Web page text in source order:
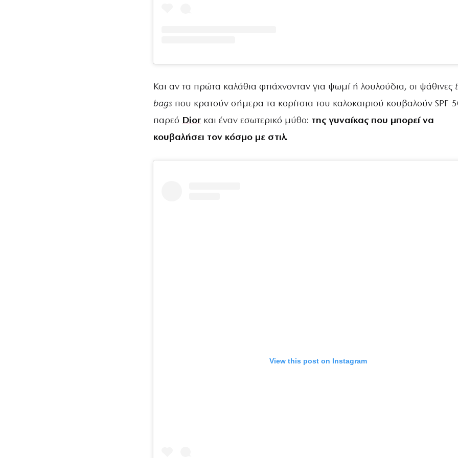
Και αν τα πρώτα καλάθια φτιάχνονταν για ψωμί ή λουλούδια, οι ψάθινες
bags που κρατούν σήμερα τα κορίτσια του καλοκαιριού κουβαλούν SPF
παρεό Dior και έναν εσωτερικό μύθο: της γυναίκας που μπορεί να
κουβαλήσει τον κόσμο με στιλ.
View this post on Instagram